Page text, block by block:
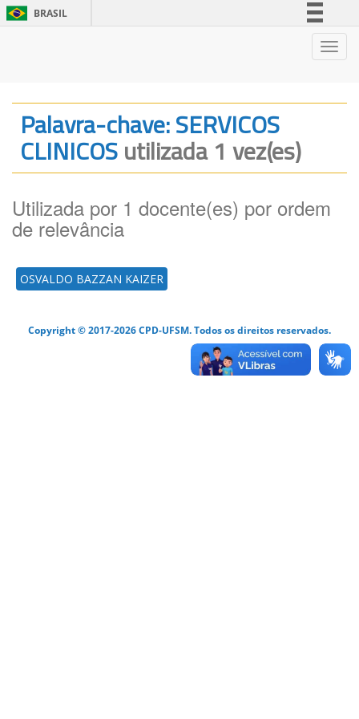
BRASIL
Legislação
Canais
Palavra-chave: SERVICOS
CLINICOSutilizada 1 vez(es)
Utilizada por 1 docente(es) por ordem
de relevância
OSVALDO BAZZAN KAIZER
Copyright © 2017-2026 CPD-UFSM. Todos os direitos reservados.